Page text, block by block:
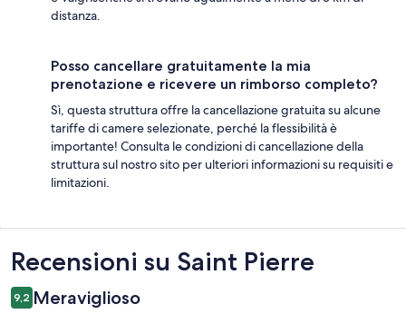
distanza.
Posso cancellare gratuitamente la mia
prenotazione e ricevere un rimborso completo?
Sì, questa struttura offre la cancellazione gratuita su alcune
tariffe di camere selezionate, perché la flessibilità è
importante! Consulta le condizioni di cancellazione della
struttura sul nostro sito per ulteriori informazioni su requisiti e
limitazioni.
Recensioni
Recensioni su Saint Pierre
9,2 Meraviglioso